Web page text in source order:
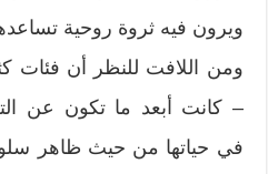
ويرون فيه ثروة روحية
ومن اللافت للنظر أن فئات
– كانت أبعد ما تكون عن
في حياتها من حيث ظاهر